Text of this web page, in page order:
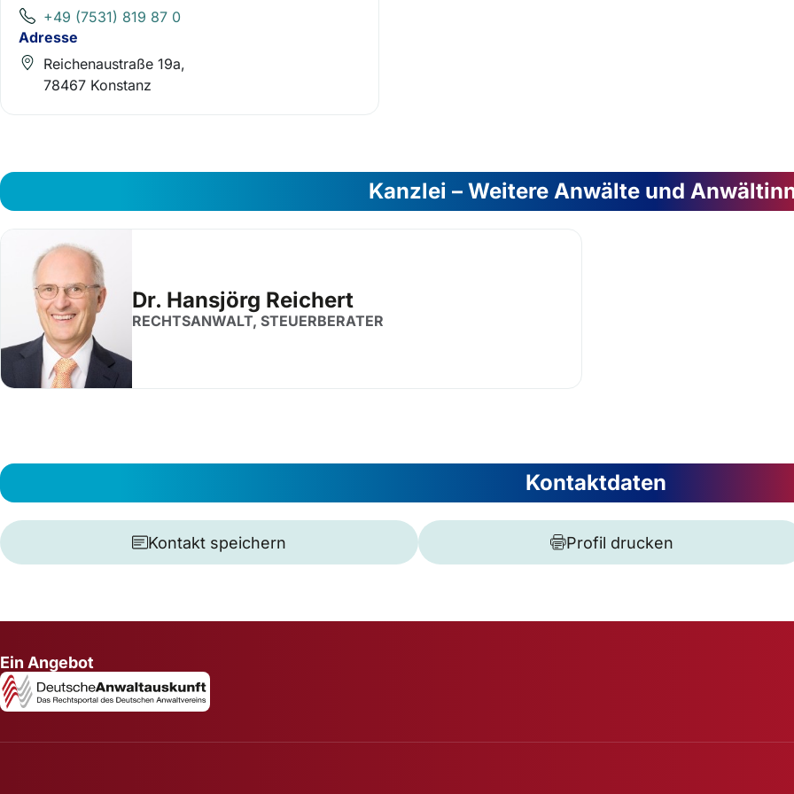
+49 (7531) 819 87 0
Adresse
Reichenaustraße 19a,
78467 Konstanz
Kanzlei – Weitere Anwälte und
Dr. Hansjörg Reichert
RECHTSANWALT, STEUERBERATER
Kontaktdaten
Kontakt speichern Profil drucken
Ein Angebot